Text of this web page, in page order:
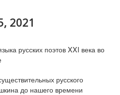
2021
русских поэтов XXI века во
русского
до нашего времени